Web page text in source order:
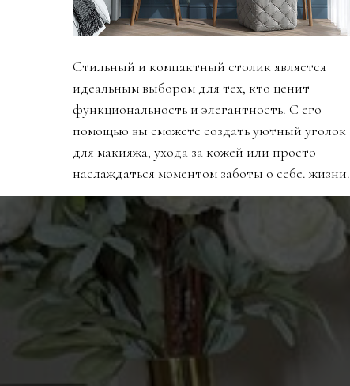
Стильный и компактный столик является
идеальным выбором для тех, кто ценит
функциональность и элегантность. С его
помощью вы сможете создать уютный уголок
для макияжа, ухода за кожей или просто
наслаждаться моментом заботы о себе. жизни.